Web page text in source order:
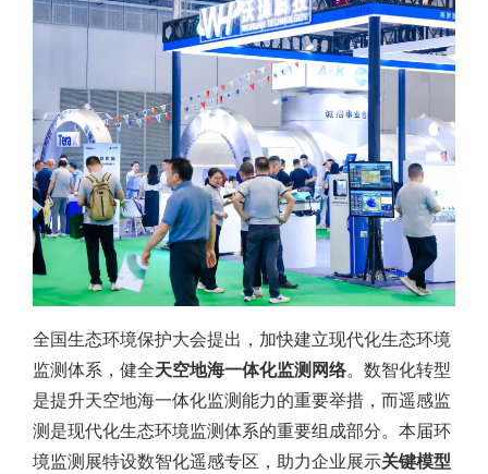
全国生态环境保护大会提出，加快建立现代化生态环境
监测体系，健全天空地海一体化监测网络。数智化转型
是提升天空地海一体化监测能力的重要举措，而遥感监
测是现代化生态环境监测体系的重要组成部分。本届环
境监测展特设数智化遥感专区，助力企业展示关键模型